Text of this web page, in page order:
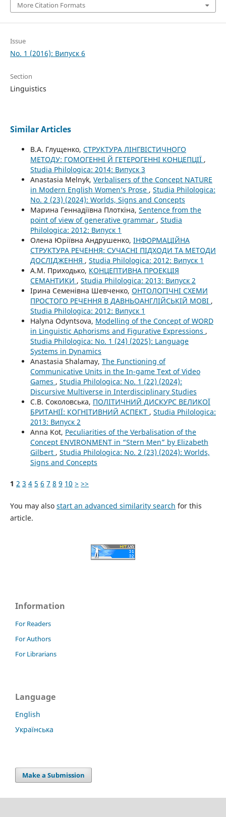
More Citation Formats
Issue
No. 1 (2016): Випуск 6
Section
Linguistics
Similar Articles
В.А. Глущенко, СТРУКТУРА ЛІНГВІСТИЧНОГО
МЕТОДУ: ГОМОГЕННІ Й ГЕТЕРОГЕННІ КОНЦЕПЦІЇ ,
Studia Philologica: 2014: Випуск 3
Anastasia Melnyk, Verbalisers of the Concept NATURE
in Modern English Women’s Prose , Studia Philologica:
No. 2 (23) (2024): Worlds, Signs and Concepts
Марина Геннадіївна Плоткіна, Sentence from the
point of view of generative grammar , Studia
Philologica: 2012: Випуск 1
Олена Юріївна Андрушенко, ІНФОРМАЦІЙНА
СТРУКТУРА РЕЧЕННЯ: СУЧАСНІ ПІДХОДИ ТА МЕТОДИ
ДОСЛІДЖЕННЯ , Studia Philologica: 2012: Випуск 1
А.М. Приходько, КОНЦЕПТИВНА ПРОЕКЦІЯ
СЕМАНТИКИ , Studia Philologica: 2013: Випуск 2
Ірина Семенівна Шевченко, ОНТОЛОГІЧНІ СХЕМИ
ПРОСТОГО РЕЧЕННЯ В ДАВНЬОАНГЛІЙСЬКІЙ МОВІ ,
Studia Philologica: 2012: Випуск 1
Halyna Odyntsova, Modelling of the Concept of WORD
in Linguistic Aphorisms and Figurative Expressions ,
Studia Philologica: No. 1 (24) (2025): Language
Systems in Dynamics
Anastasia Shalamay, The Functioning of
Communicative Units in the In-game Text of Video
Games , Studia Philologica: No. 1 (22) (2024):
Discursive Multiverse in Interdisciplinary Studies
С.В. Соколовська, ПОЛІТИЧНИЙ ДИСКУРС ВЕЛИКОЇ
БРИТАНІЇ: КОГНІТИВНИЙ АСПЕКТ , Studia Philologica:
2013: Випуск 2
Anna Kot, Peculiarities of the Verbalisation of the
Concept ENVIRONMENT in “Stern Men” by Elizabeth
Gilbert , Studia Philologica: No. 2 (23) (2024): Worlds,
Signs and Concepts
1 2 3 4 5 6 7 8 9 10 > >>
You may also start an advanced similarity search for this
article.
Information
For Readers
For Authors
For Librarians
Language
English
Українська
Make a Submission